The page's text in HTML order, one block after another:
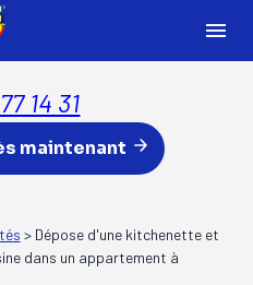
menu
14 31
maintenant
> Dépose d'une kitchenette et
dans un appartement à